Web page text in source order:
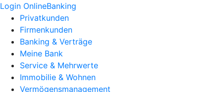
Login OnlineBanking
Privatkunden
Firmenkunden
Banking & Verträge
Meine Bank
Service & Mehrwerte
Immobilie & Wohnen
Vermögensmanagement